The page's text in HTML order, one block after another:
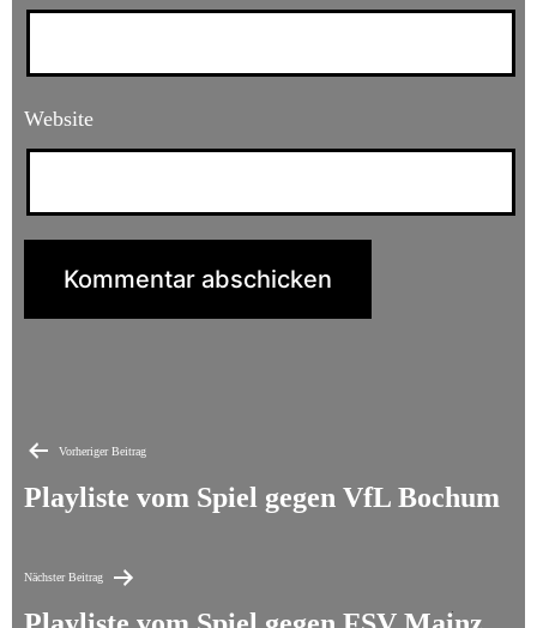
Website
Beitragsnavigation
Vorheriger Beitrag
Playliste vom Spiel gegen VfL Bochum
Nächster Beitrag